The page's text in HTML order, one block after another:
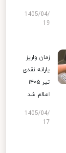
1405/04/
19
زمان واریز
یارانه نقدی
تیر ۱۴۰۵
اعلام شد
1405/04/
17